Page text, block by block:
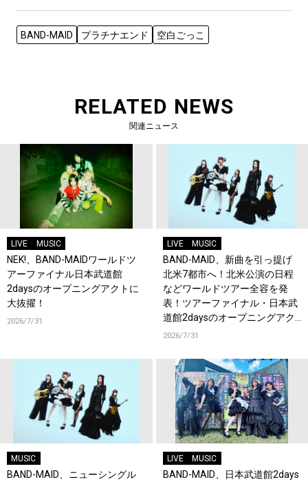
BAND-MAID プラチナエンド 空白ごっこ
RELATED NEWS
関連ニュース
LIVE MUSIC
NEK!、BAND-MAIDワールドツ
アーファイナル日本武道館
2daysのオープニングアクトに
大抜擢！
2026/7/31
LIVE MUSIC
BAND-MAID、新曲を引っ提げ
北米7都市へ！北米公演の日程
などワールドツアー全容を発
表！ツアーファイナル・日本武
道館2daysのオープニングアク
トにNEK!が決定！
2026/7/31
MUSIC
BAND-MAID、ニューシングル
LIVE MUSIC
BAND-MAID、日本武道館2days